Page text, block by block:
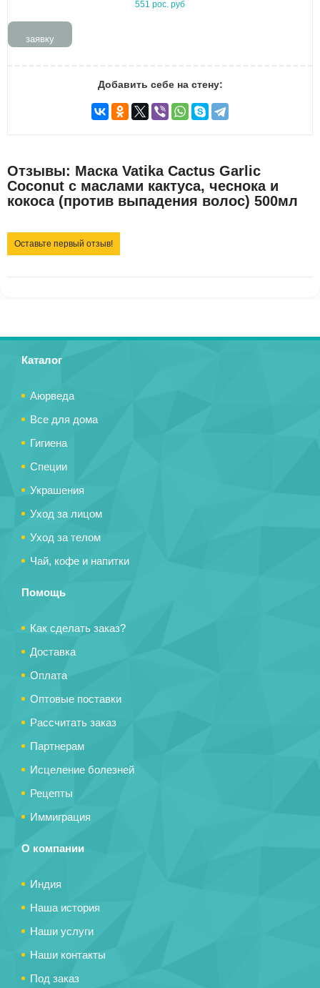
551 рос. руб
заявку
Добавить себе на стену:
Отзывы: Маска Vatika Cactus Garlic
Coconut с маслами кактуса, чеснока и
кокоса (против выпадения волос) 500мл
Оставьте первый отзыв!
Каталог
Аюрведа
Все для дома
Гигиена
Специи
Украшения
Уход за лицом
Уход за телом
Чай, кофе и напитки
Помощь
Как сделать заказ?
Доставка
Оплата
Оптовые поставки
Рассчитать заказ
Партнерам
Исцеление болезней
Рецепты
Иммиграция
О компании
Индия
Наша история
Наши услуги
Наши контакты
Под заказ